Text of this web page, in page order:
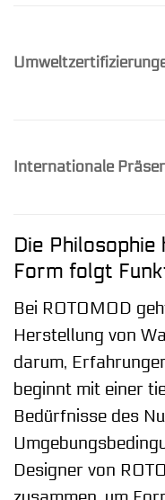
Internationale
Die
Form folgt
Bei ROTOMOD
Herstellung von
darum,
beginnt mit einer
Bedürfnisse des
Designer von